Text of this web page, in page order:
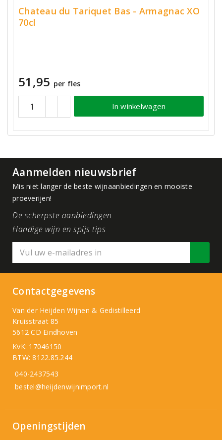
Chateau du Tariquet Bas - Armagnac XO
70cl
51,95 per fles
In winkelwagen
Aanmelden nieuwsbrief
Mis niet langer de beste wijnaanbiedingen en mooiste
proeverijen!
De scherpste aanbiedingen
Handige wijn en spijs tips
Contactgegevens
Van der Heijden Wijnen & Gedistilleerd
Kruisstraat 85
5612 CD Eindhoven
KvK: 17046150
BTW: 8122.85.244
040-2437543
bestel@heijdenwijnimport.nl
Openingstijden